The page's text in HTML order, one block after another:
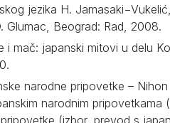
jezika H.
Glumac, Beograd: Rad, 2008.
i mač: japanski mitovi u delu
narodne pripovetke –
narodnim pripovetkama
(izbor, prevod s